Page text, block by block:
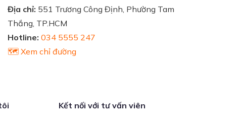
Địa chỉ: 551 Trương Công Định, Phường Tam
Thắng, TP.HCM
Hotline: 034 5555 247
🗺️ Xem chỉ đường
Kết nối với tư vấn viên